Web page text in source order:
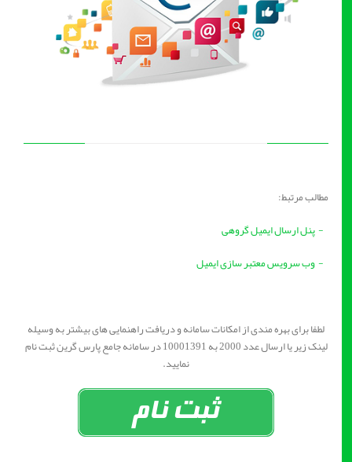
مطالب مرتبط:
- پنل ارسال ایمیل گروهی
- وب سرویس معتبر سازی ایمیل
لطفا برای بهره مندی از امکانات سامانه و دریافت راهنمایی های بیشتر به وسیله
لینک زیر یا ارسال عدد 2000 به 10001391 در سامانه جامع پارس گرین ثبت نام
نمایید.